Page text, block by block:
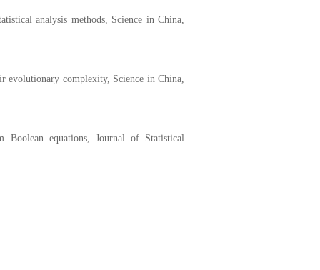
analysis methods, Science in China,
evolutionary complexity, Science in China,
equations, Journal of Statistical